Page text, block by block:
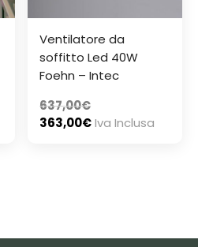
Ventilatore da
soffitto Led 40W
Foehn – Intec
637,00€
363,00€Iva Inclusa